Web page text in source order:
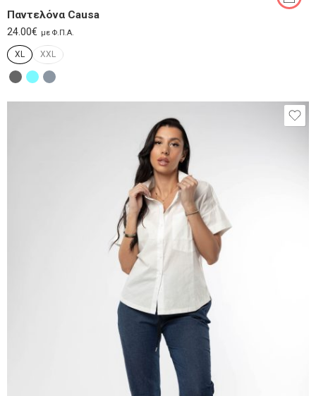
Παντελόνα Causa
24.00€ με Φ.Π.Α.
XL XXL